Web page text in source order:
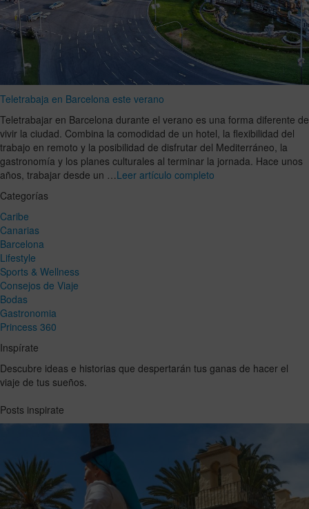
Teletrabaja en Barcelona este verano
Teletrabajar en Barcelona durante el verano es una forma diferente de
vivir la ciudad. Combina la comodidad de un hotel, la flexibilidad del
trabajo en remoto y la posibilidad de disfrutar del Mediterráneo, la
gastronomía y los planes culturales al terminar la jornada. Hace unos
años, trabajar desde un …Leer artículo completo
Categorías
Caribe
Canarias
Barcelona
Lifestyle
Sports & Wellness
Consejos de Viaje
Bodas
Gastronomia
Princess 360
Inspírate
Descubre ideas e historias que despertarán tus ganas de hacer el
viaje de tus sueños.
Posts inspirate